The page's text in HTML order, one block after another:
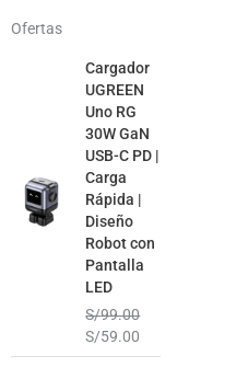
Ofertas
Cargador
UGREEN
Uno RG
30W GaN
USB-C PD |
Carga
Rápida |
Diseño
Robot con
Pantalla
LED
S/99.00
precio
S/59.00